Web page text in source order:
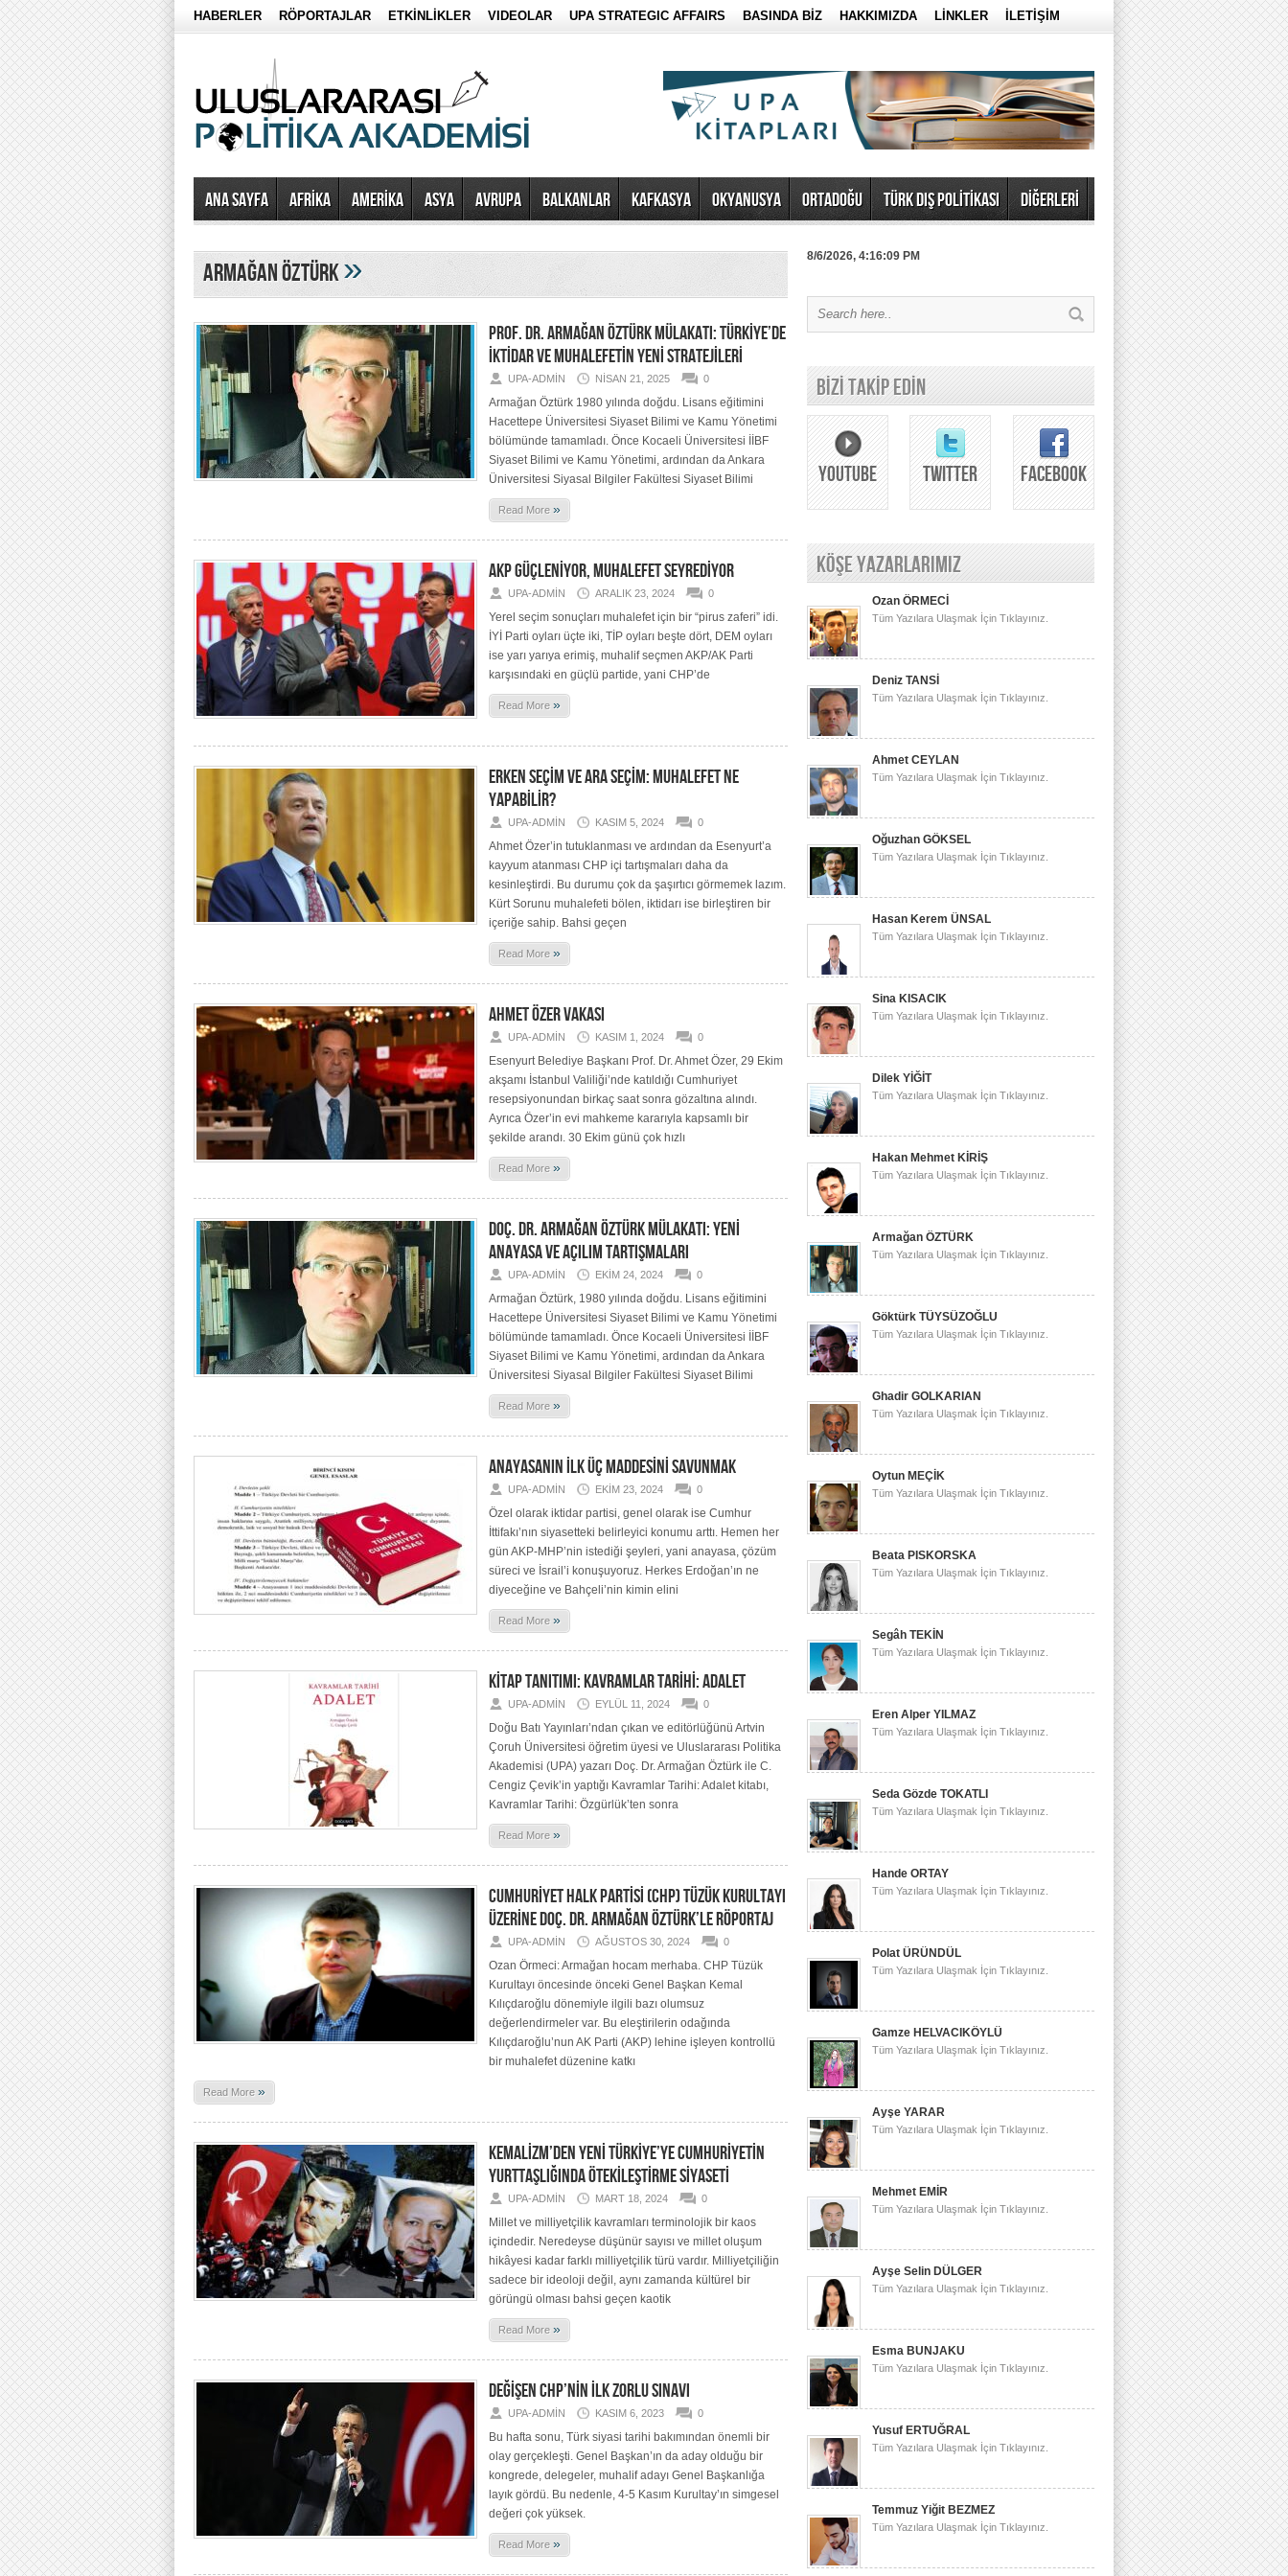
HABERLER RÖPORTAJLAR ETKİNLİKLER VIDEOLAR UPA STRATEGIC AFFAIRS BASINDA BİZ HAKKIMIZDA LİNKLER İLETİŞİM
Ana Sayfa AFRİKA AMERİKA ASYA AVRUPA BALKANLAR KAFKASYA OKYANUSYA ORTADOĞU TÜRK DIŞ POLİTİKASI DİĞERLERİ
armağan öztürk»
PROF. DR. ARMAĞAN ÖZTÜRK MÜLAKATI: TÜRKİYE’DE
İKTİDAR VE MUHALEFETİN YENİ STRATEJİLERİ
UPA-ADMIN NISAN 21, 2025 0
Armağan Öztürk 1980 yılında doğdu. Lisans eğitimini
Hacettepe Üniversitesi Siyaset Bilimi ve Kamu Yönetimi
bölümünde tamamladı. Önce Kocaeli Üniversitesi İİBF
Siyaset Bilimi ve Kamu Yönetimi, ardından da Ankara
Üniversitesi Siyasal Bilgiler Fakültesi Siyaset Bilimi
Read More »
AKP GÜÇLENİYOR, MUHALEFET SEYREDİYOR
UPA-ADMIN ARALIK 23, 2024 0
Yerel seçim sonuçları muhalefet için bir “pirus zaferi” idi.
İYİ Parti oyları üçte iki, TİP oyları beşte dört, DEM oyları
ise yarı yarıya erimiş, muhalif seçmen AKP/AK Parti
karşısındaki en güçlü partide, yani CHP’de
Read More »
ERKEN SEÇİM VE ARA SEÇİM: MUHALEFET NE
YAPABİLİR?
UPA-ADMIN KASIM 5, 2024 0
Ahmet Özer’in tutuklanması ve ardından da Esenyurt’a
kayyum atanması CHP içi tartışmaları daha da
kesinleştirdi. Bu durumu çok da şaşırtıcı görmemek lazım.
Kürt Sorunu muhalefeti bölen, iktidarı ise birleştiren bir
içeriğe sahip. Bahsi geçen
Read More »
AHMET ÖZER VAKASI
UPA-ADMIN KASIM 1, 2024 0
Esenyurt Belediye Başkanı Prof. Dr. Ahmet Özer, 29 Ekim
akşamı İstanbul Valiliği’nde katıldığı Cumhuriyet
resepsiyonundan birkaç saat sonra gözaltına alındı.
Ayrıca Özer’in evi mahkeme kararıyla kapsamlı bir
şekilde arandı. 30 Ekim günü çok hızlı
Read More »
DOÇ. DR. ARMAĞAN ÖZTÜRK MÜLAKATI: YENİ
ANAYASA VE AÇILIM TARTIŞMALARI
UPA-ADMIN EKIM 24, 2024 0
Armağan Öztürk, 1980 yılında doğdu. Lisans eğitimini
Hacettepe Üniversitesi Siyaset Bilimi ve Kamu Yönetimi
bölümünde tamamladı. Önce Kocaeli Üniversitesi İİBF
Siyaset Bilimi ve Kamu Yönetimi, ardından da Ankara
Üniversitesi Siyasal Bilgiler Fakültesi Siyaset Bilimi
Read More »
ANAYASANIN İLK ÜÇ MADDESİNİ SAVUNMAK
UPA-ADMIN EKIM 23, 2024 0
Özel olarak iktidar partisi, genel olarak ise Cumhur
İttifakı’nın siyasetteki belirleyici konumu arttı. Hemen her
gün AKP-MHP’nin istediği şeyleri, yani anayasa, çözüm
süreci ve İsrail’i konuşuyoruz. Herkes Erdoğan’ın ne
diyeceğine ve Bahçeli’nin kimin elini
Read More »
KİTAP TANITIMI: KAVRAMLAR TARİHİ: ADALET
UPA-ADMIN EYLÜL 11, 2024 0
Doğu Batı Yayınları’ndan çıkan ve editörlüğünü Artvin
Çoruh Üniversitesi öğretim üyesi ve Uluslararası Politika
Akademisi (UPA) yazarı Doç. Dr. Armağan Öztürk ile C.
Cengiz Çevik’in yaptığı Kavramlar Tarihi: Adalet kitabı,
Kavramlar Tarihi: Özgürlük’ten sonra
Read More »
CUMHURİYET HALK PARTİSİ (CHP) TÜZÜK KURULTAYI
ÜZERİNE DOÇ. DR. ARMAĞAN ÖZTÜRK’LE RÖPORTAJ
UPA-ADMIN AĞUSTOS 30, 2024 0
Ozan Örmeci: Armağan hocam merhaba. CHP Tüzük
Kurultayı öncesinde önceki Genel Başkan Kemal
Kılıçdaroğlu dönemiyle ilgili bazı olumsuz
değerlendirmeler var. Bu eleştirilerin odağında
Kılıçdaroğlu’nun AK Parti (AKP) lehine işleyen kontrollü
bir muhalefet düzenine katkı
Read More »
KEMALİZM’DEN YENİ TÜRKİYE’YE CUMHURİYETİN
YURTTAŞLIĞINDA ÖTEKİLEŞTİRME SİYASETİ
UPA-ADMIN MART 18, 2024 0
Millet ve milliyetçilik kavramları terminolojik bir kaos
içindedir. Neredeyse düşünür sayısı ve millet oluşum
hikâyesi kadar farklı milliyetçilik türü vardır. Milliyetçiliğin
sadece bir ideoloji değil, aynı zamanda kültürel bir
görüngü olması bahsi geçen kaotik
Read More »
DEĞİŞEN CHP’NİN İLK ZORLU SINAVI
UPA-ADMIN KASIM 6, 2023 0
Bu hafta sonu, Türk siyasi tarihi bakımından önemli bir
olay gerçekleşti. Genel Başkan’ın da aday olduğu bir
kongrede, delegeler, muhalif adayı Genel Başkanlığa
layık gördü. Bu nedenle, 4-5 Kasım Kurultay’ın simgesel
değeri çok yüksek.
Read More »
8/6/2026, 4:16:09 PM
BİZİ TAKİP EDİN
YOUTUBE TWITTER FACEBOOK
KÖŞE YAZARLARIMIZ
Ozan ÖRMECİ
Tüm Yazılara Ulaşmak İçin Tıklayınız.
Deniz TANSİ
Tüm Yazılara Ulaşmak İçin Tıklayınız.
Ahmet CEYLAN
Tüm Yazılara Ulaşmak İçin Tıklayınız.
Oğuzhan GÖKSEL
Tüm Yazılara Ulaşmak İçin Tıklayınız.
Hasan Kerem ÜNSAL
Tüm Yazılara Ulaşmak İçin Tıklayınız.
Sina KISACIK
Tüm Yazılara Ulaşmak İçin Tıklayınız.
Dilek YİĞİT
Tüm Yazılara Ulaşmak İçin Tıklayınız.
Hakan Mehmet KİRİŞ
Tüm Yazılara Ulaşmak İçin Tıklayınız.
Armağan ÖZTÜRK
Tüm Yazılara Ulaşmak İçin Tıklayınız.
Göktürk TÜYSÜZOĞLU
Tüm Yazılara Ulaşmak İçin Tıklayınız.
Ghadir GOLKARIAN
Tüm Yazılara Ulaşmak İçin Tıklayınız.
Oytun MEÇİK
Tüm Yazılara Ulaşmak İçin Tıklayınız.
Beata PISKORSKA
Tüm Yazılara Ulaşmak İçin Tıklayınız.
Segâh TEKİN
Tüm Yazılara Ulaşmak İçin Tıklayınız.
Eren Alper YILMAZ
Tüm Yazılara Ulaşmak İçin Tıklayınız.
Seda Gözde TOKATLI
Tüm Yazılara Ulaşmak İçin Tıklayınız.
Hande ORTAY
Tüm Yazılara Ulaşmak İçin Tıklayınız.
Polat ÜRÜNDÜL
Tüm Yazılara Ulaşmak İçin Tıklayınız.
Gamze HELVACIKÖYLÜ
Tüm Yazılara Ulaşmak İçin Tıklayınız.
Ayşe YARAR
Tüm Yazılara Ulaşmak İçin Tıklayınız.
Mehmet EMİR
Tüm Yazılara Ulaşmak İçin Tıklayınız.
Ayşe Selin DÜLGER
Tüm Yazılara Ulaşmak İçin Tıklayınız.
Esma BUNJAKU
Tüm Yazılara Ulaşmak İçin Tıklayınız.
Yusuf ERTUĞRAL
Tüm Yazılara Ulaşmak İçin Tıklayınız.
Temmuz Yiğit BEZMEZ
Tüm Yazılara Ulaşmak İçin Tıklayınız.